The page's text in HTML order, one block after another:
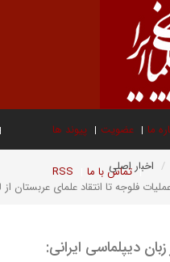
ما عضویت پیوند ها
تماس با ما RSS
اخبار اصلی
عملیات فلوجه تا انتقاد علمای عربستان
دیپلماسی ایرانی: